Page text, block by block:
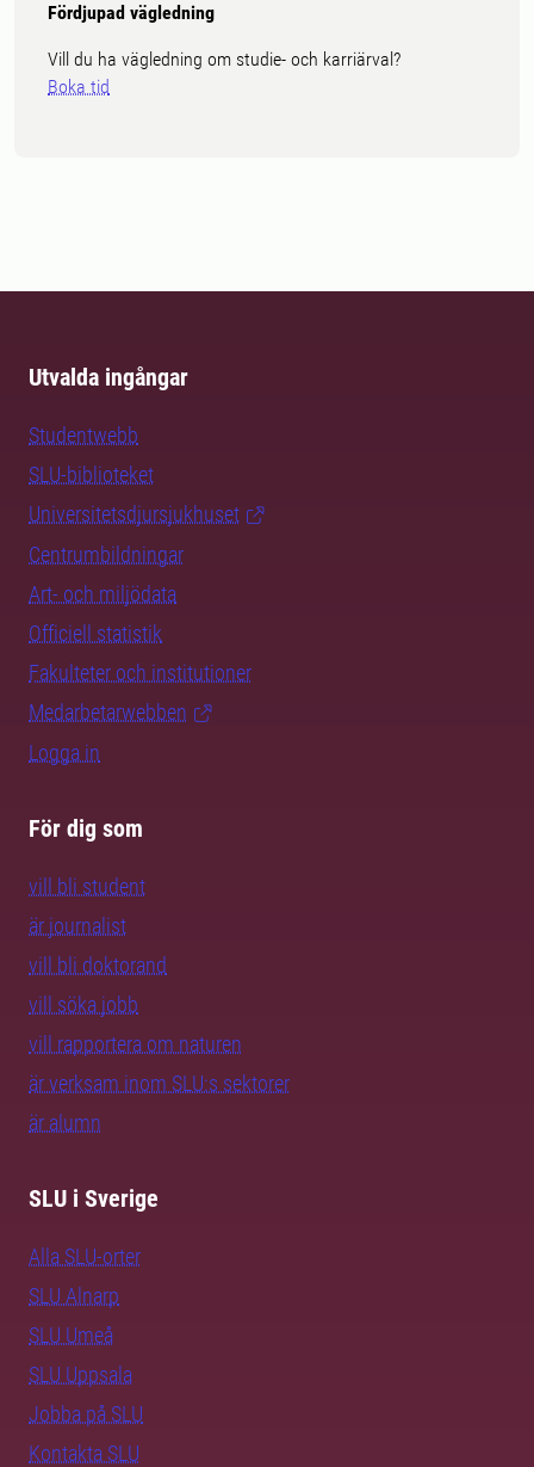
Fördjupad vägledning
Vill du ha vägledning om studie- och karriärval?
Boka tid
Utvalda ingångar
Studentwebb
SLU-biblioteket
Universitetsdjursjukhuset
Centrumbildningar
Art- och miljödata
Officiell statistik
Fakulteter och institutioner
Medarbetarwebben
Logga in
För dig som
vill bli student
är journalist
vill bli doktorand
vill söka jobb
vill rapportera om naturen
är verksam inom SLU:s sektorer
är alumn
SLU i Sverige
Alla SLU-orter
SLU Alnarp
SLU Umeå
SLU Uppsala
Jobba på SLU
Kontakta SLU